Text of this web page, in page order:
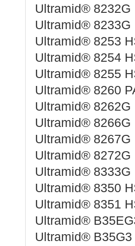
Ultramid® 8232G
Ultramid® 8233G
Ultramid® 8253
Ultramid® 8254
Ultramid® 8255
Ultramid® 8260
Ultramid® 8262G
Ultramid® 8266G
Ultramid® 8267G
Ultramid® 8272G
Ultramid® 8333G
Ultramid® 8350
Ultramid® 8351
Ultramid®
Ultramid®